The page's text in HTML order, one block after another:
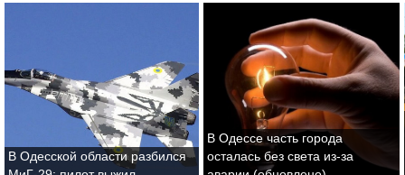
В Одесской области разбился
В Одессе часть города
осталась без света из-за